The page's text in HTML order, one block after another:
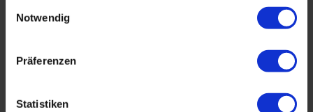
Notwendig
Präferenzen
Statistiken
noch einige Weiterentwicklungen nötig. Aus technischer
Sicht bedarf es speziell zweier Schritte:
Zum einen muss es Lösungen geben, die Fragen oder
Anweisungen von Nutzer*innen in syntaktisch korrekte